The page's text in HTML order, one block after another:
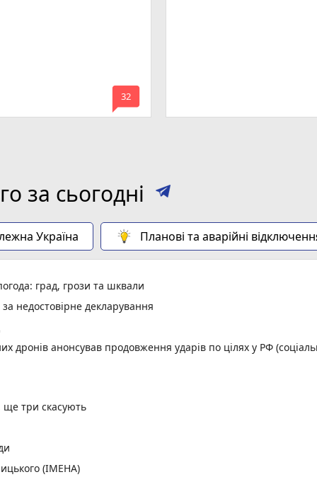
mode_comment
32
за сьогодні
Україна Планові та аварійні
град, грози та шквали
недостовірне декларування
дронів анонсував продовження ударів по цілях у РФ
ще три скасують
(ІМЕНА)